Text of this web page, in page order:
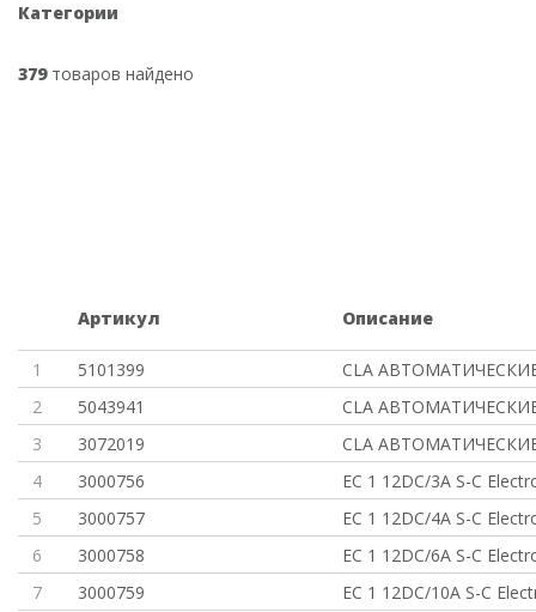
Категории
379товаров найдено
Артикул Описание
1 5101399
CLA
2
5043941
CLA
3
3072019
CLA
4
3000756
EC 1 12DC/3A S-C
5
3000757
EC 1 12DC/4A S-C
6
3000758
EC 1 12DC/6A S-C
7
3000759
EC 1 12DC/10A S-C